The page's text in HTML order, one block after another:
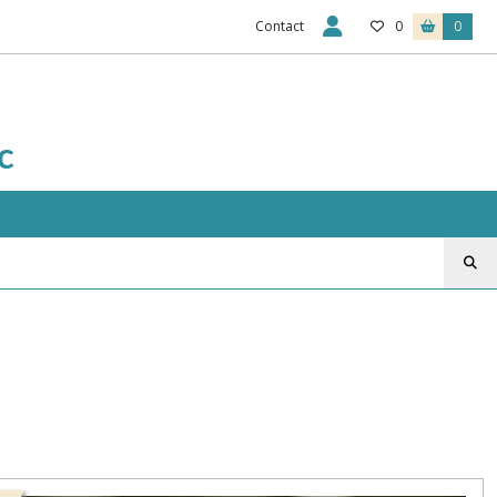
Contact 0 0